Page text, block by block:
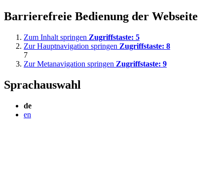
Barrierefreie Bedienung der Webseite
Zum Inhalt springen Zugriffstaste: 5
Zur Hauptnavigation springen Zugriffstaste: 8
7
Zur Metanavigation springen Zugriffstaste: 9
Sprachauswahl
de
en